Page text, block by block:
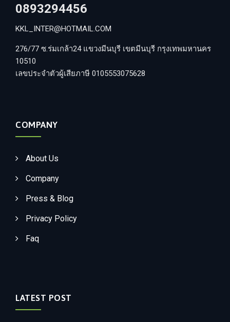
0893294456
KKL_INTER@HOTMAIL.COM
276/77 ซ.ร่มเกล้า24 แขวงมีนบุรี เขตมีนบุรี กรุงเทพมหานคร
10510
เลขประจำตัวผู้เสียภาษี 0105553075628
COMPANY
About Us
Company
Press & Blog
Privacy Policy
Faq
LATEST POST